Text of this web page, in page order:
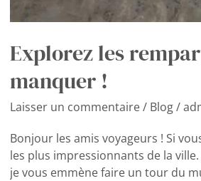
Explorez les
manquer !
Laisser un commentaire/ Blog/
Bonjour les amis voyageurs ! Si
les plus impressionnants de la
je vous emmène faire un tour du